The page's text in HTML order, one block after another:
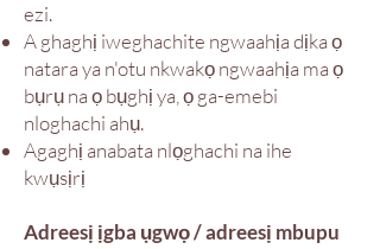
ezi.
A ghaghị iweghachite ngwaahịa dịka ọ
natara ya n'otu nkwakọ ngwaahịa ma ọ
bụrụ na ọ bụghị ya, ọ ga-emebi
nloghachi ahụ.
Agaghị anabata nlọghachi na ihe
kwụsịrị
Adreesị ịgba ụgwọ / adreesị mbupu